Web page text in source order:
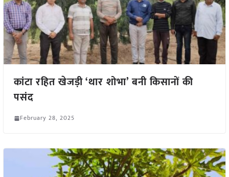
कांटा रहित खेजड़ी ‘थार शोभा’ बनी किसानों की
पसंद
February 28, 2025